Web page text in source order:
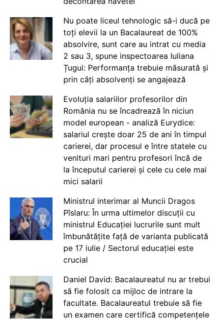
Nu poate liceul tehnologic să-i ducă pe
toți elevii la un Bacalaureat de 100%
absolvire, sunt care au intrat cu media
2 sau 3, spune inspectoarea Iuliana
Țugui: Performanța trebuie măsurată și
prin câți absolvenți se angajează
Evoluția salariilor profesorilor din
România nu se încadrează în niciun
model european - analiză Eurydice:
salariul crește doar 25 de ani în timpul
carierei, dar procesul e între statele cu
venituri mari pentru profesori încă de
la începutul carierei și cele cu cele mai
mici salarii
Ministrul interimar al Muncii Dragos
Pîslaru: În urma ultimelor discuții cu
ministrul Educației lucrurile sunt mult
îmbunătățite față de varianta publicată
pe 17 iulie / Sectorul educației este
crucial
Daniel David: Bacalaureatul nu ar trebui
să fie folosit ca mijloc de intrare la
facultate. Bacalaureatul trebuie să fie
un examen care certifică competențele